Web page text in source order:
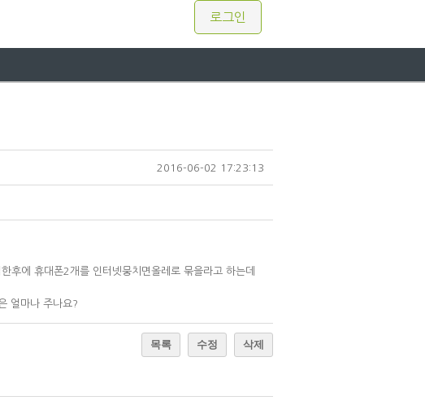
로그인
2016-06-02 17:23:13
에 휴대폰2개를 인터넷뭉치면올레로 묶을라고 하는데
얼마나 주나요?
목록 수정 삭제